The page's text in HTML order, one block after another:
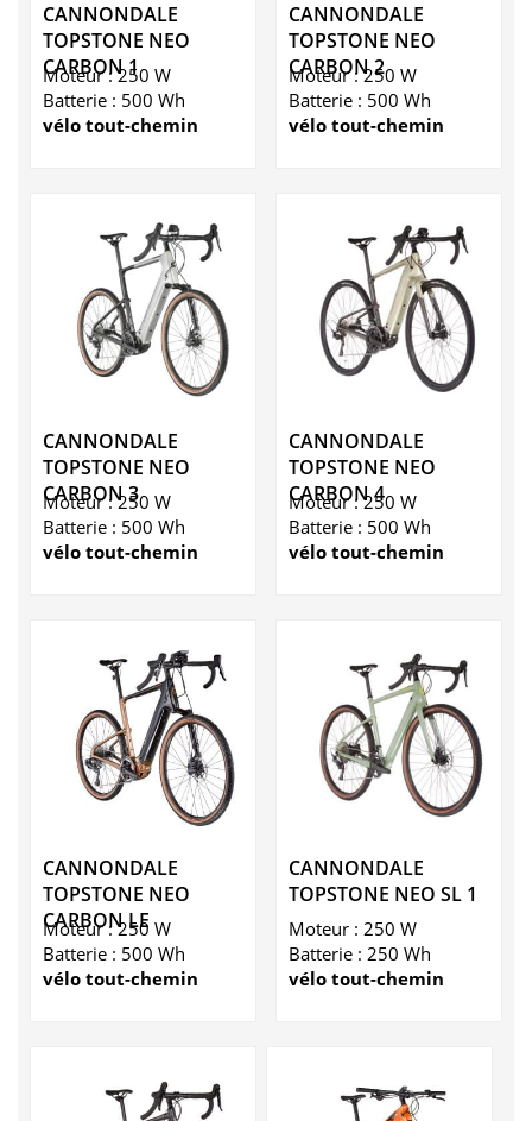
CANNONDALE
TOPSTONE NEO
CARBON 1
Moteur : 250 W
Batterie : 500 Wh
vélo tout-chemin
CANNONDALE
TOPSTONE NEO
CARBON 2
Moteur : 250 W
Batterie : 500 Wh
vélo tout-chemin
CANNONDALE
TOPSTONE NEO
CARBON 3
Moteur : 250 W
Batterie : 500 Wh
vélo tout-chemin
CANNONDALE
TOPSTONE NEO
CARBON 4
Moteur : 250 W
Batterie : 500 Wh
vélo tout-chemin
CANNONDALE
TOPSTONE NEO
CARBON LE
Moteur : 250 W
Batterie : 500 Wh
vélo tout-chemin
CANNONDALE
TOPSTONE NEO SL 1
Moteur : 250 W
Batterie : 250 Wh
vélo tout-chemin